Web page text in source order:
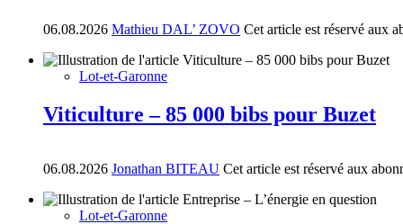
06.08.2026 Mathieu DAL’ ZOVO Cet article est réservé aux
Lot-et-Garonne
Viticulture – 85 000 bibs pour Buzet
06.08.2026 Jonathan BITEAU Cet article est réservé aux
Lot-et-Garonne